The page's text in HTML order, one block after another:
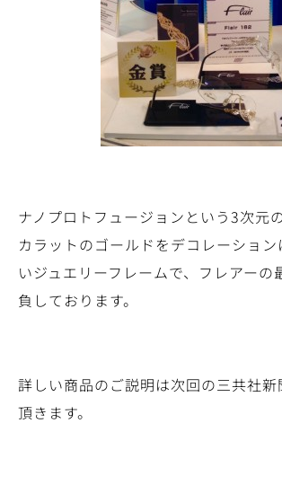
ナノプロトフュージョンという3次元
カラットのゴールドをデコレーショ
いジュエリーフレームで、フレアーの
負しております。
詳しい商品のご説明は次回の三共社新
頂きます。